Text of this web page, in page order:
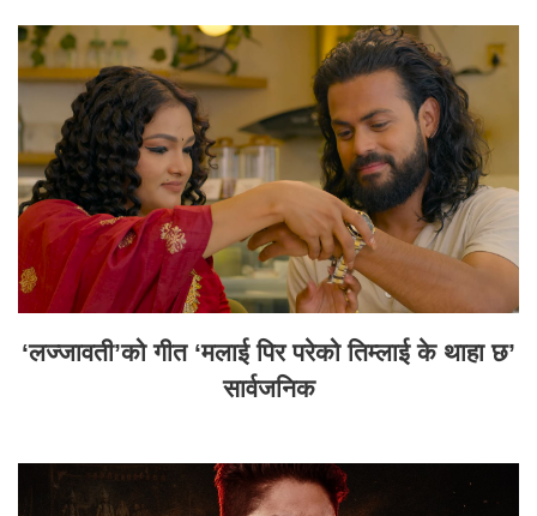
‘लज्जावती’को गीत ‘मलाई पिर परेको तिम्लाई के थाहा छ’
सार्वजनिक